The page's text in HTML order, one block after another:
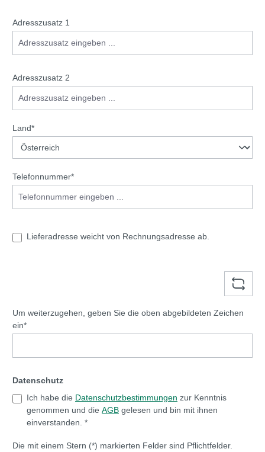
Adresszusatz 1
Adresszusatz 2
Land*
Telefonnummer*
Lieferadresse weicht von Rechnungsadresse ab.
Um weiterzugehen, geben Sie die oben abgebildeten Zeichen
ein*
Datenschutz
Ich habe die Datenschutzbestimmungen zur Kenntnis
genommen und die AGB gelesen und bin mit ihnen
einverstanden. *
Die mit einem Stern (*) markierten Felder sind Pflichtfelder.